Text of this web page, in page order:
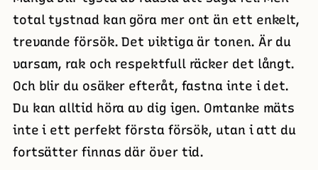
total tystnad kan göra mer ont än ett enkelt,
trevande försök. Det viktiga är tonen. Är du
varsam, rak och respektfull räcker det långt.
Och blir du osäker efteråt, fastna inte i det.
Du kan alltid höra av dig igen. Omtanke mäts
inte i ett perfekt första försök, utan i att du
fortsätter finnas där över tid.